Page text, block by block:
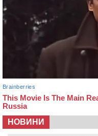
НОВИНИ